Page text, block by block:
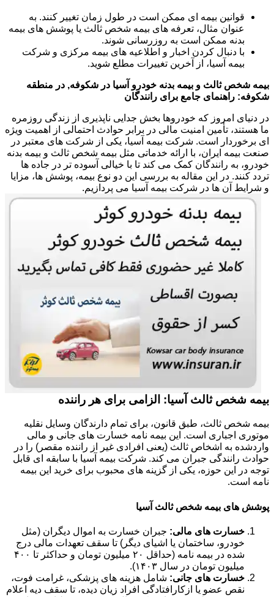
قوانین بیمه ای ممکن است در طول زمان تغییر کنند. به
عنوان مثال، تعرفه های بیمه شخص ثالث یا پوشش های بیمه
بدنه ممکن است به روزرسانی شوند.
با دنبال کردن اخبار و اطلاعیه های بیمه مرکزی و شرکت
بیمه آسیا، از آخرین تغییرات مطلع شوید.
بیمه شخص ثالث و بیمه بدنه خودرو آسیا در شکوفه, در منطقه
شکوفه: راهنمای جامع برای رانندگان
در دنیای امروز که خودروها بخش جدایی ناپذیری از زندگی روزمره
ما هستند، تأمین امنیت مالی در برابر حوادث احتمالی از اهمیت ویژه
ای برخوردار است. شرکت بیمه آسیا، یکی از شرکت های معتبر در
صنعت بیمه ایران، با ارائه خدماتی مثل بیمه شخص ثالث و بیمه بدنه
خودرو، به رانندگان کمک می کند تا با خیالی آسوده تر در جاده ها
تردد کنند. در این مقاله به بررسی این دو نوع بیمه، پوشش ها، مزایا
و شرایط آن ها در شرکت بیمه آسیا می پردازیم.
بیمه شخص ثالث آسیا: الزامی برای هر راننده
بیمه شخص ثالث، طبق قانون، برای تمام دارندگان وسایل نقلیه
موتوری اجباری است. این بیمه نامه خسارت های جانی و مالی
واردشده به اشخاص ثالث (یعنی افرادی غیر از راننده مقصر) را در
حوادث رانندگی جبران می کند. شرکت بیمه آسیا با سابقه ای قابل
توجه در این حوزه، یکی از گزینه های محبوب برای خرید این بیمه
نامه است.
پوشش های بیمه شخص ثالث آسیا
خسارت های مالی: جبران خسارت به اموال دیگران (مثل
خودرو، ساختمان یا اشیای دیگر) تا سقف تعهدات مالی درج
شده در بیمه نامه (حداقل ۲۰ میلیون تومان و حداکثر تا ۴۰۰
میلیون تومان در سال ۱۴۰۳).
خسارت های جانی: شامل هزینه های پزشکی، غرامت فوت،
نقص عضو یا ازکارافتادگی افراد زیان دیده، تا سقف دیه اعلام